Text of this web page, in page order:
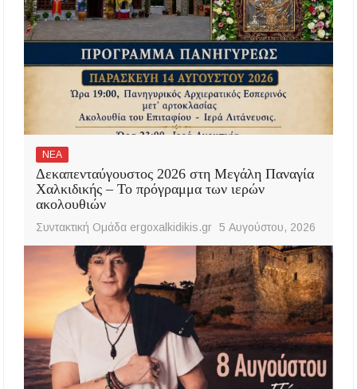
ΝΕΑ
Δεκαπενταύγουστος 2026 στη Μεγάλη Παναγία
Χαλκιδικής – Το πρόγραμμα των ιερών
ακολουθιών
Συντακτική Ομάδα ergoxalkidikis.gr 5 Αυγούστου, 2026